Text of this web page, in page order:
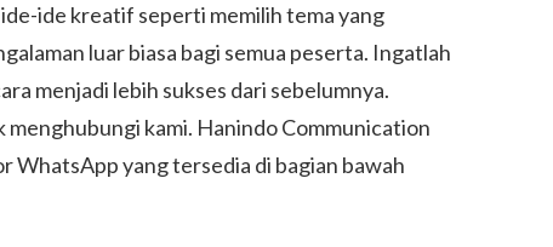
ide kreatif seperti memilih tema yang
luar biasa bagi semua peserta. Ingatlah
menjadi lebih sukses dari sebelumnya.
menghubungi kami. Hanindo Communication
WhatsApp yang tersedia di bagian bawah